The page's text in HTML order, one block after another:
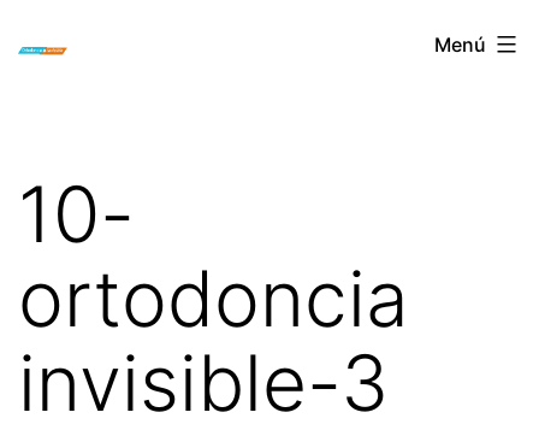
ORTODONCIA
Menú
10-
ortodoncia
invisible-3